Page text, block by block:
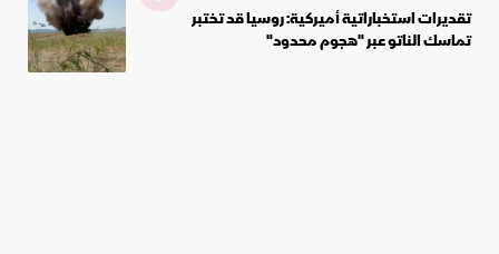
تقديرات استخباراتية أميركية: روسيا قد تختبر
تماسك الناتو عبر "هجوم محدود"